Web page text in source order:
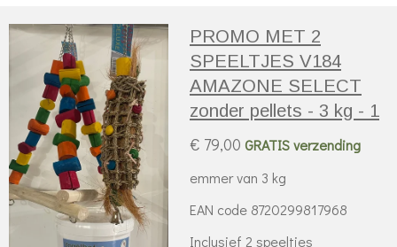
PROMO MET 2
SPEELTJES V184
AMAZONE SELECT
zonder pellets - 3 kg - 1
€ 79,00 GRATIS verzending
emmer van 3 kg
EAN code 8720299817968
Inclusief 2 speeltjes